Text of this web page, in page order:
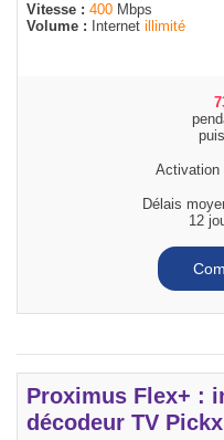
Vitesse : 400 Mbps
Volume :
Internet illimité
puis
Activation
Délais
12
Proximus Flex+ :
décodeur TV